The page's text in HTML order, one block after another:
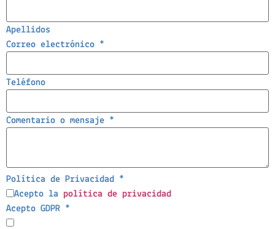
Apellidos
Correo electrónico *
Teléfono
Comentario o mensaje *
Privacidad
Acepto
mensaje
Política de Privacidad *
Acepto la política de privacidad
Acepto GDPR *